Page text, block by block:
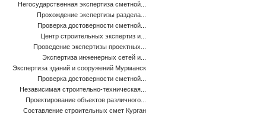
Негосударственная экспертиза сметной...
Прохождение экспертизы раздела...
Проверка достоверности сметной...
Центр строительных экспертиз и...
Проведение экспертизы проектных...
Экспертиза инженерных сетей и...
Экспертиза зданий и сооружений Мурманск
Проверка достоверности сметной...
Независимая строительно-техническая...
Проектирование объектов различного...
Составление строительных смет Курган